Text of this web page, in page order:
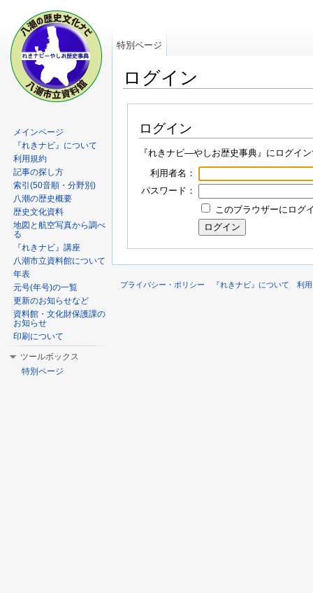
ログイン
ログイン
『れきナビ―やしお歴史事典』にログイ
利用者名：
パスワード：
このブラウザーにログ
特別ページ
メインページ
『れきナビ』について
利用規約
記事の探し方
索引(50音順・分野別)
八潮の歴史概要
歴史文化資料
地図と航空写真から調べ
る
『れきナビ』講座
八潮市立資料館について
年表
元号(年号)の一覧
更新のお知らせなど
資料館・文化財保護課の
お知らせ
印刷について
ツールボックス
特別ページ
プライバシー・ポリシー 『れきナビ』について 利